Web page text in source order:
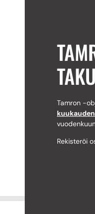
Tamron -
Rekisteröi